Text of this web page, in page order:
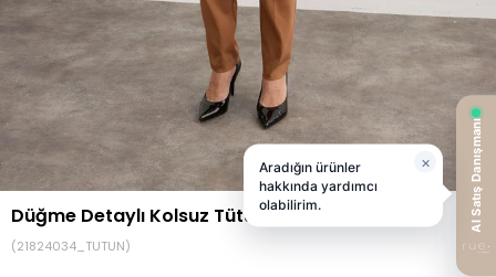
Düğme Detaylı Kolsuz Tütün Yelek
(21824034_TUTUN)